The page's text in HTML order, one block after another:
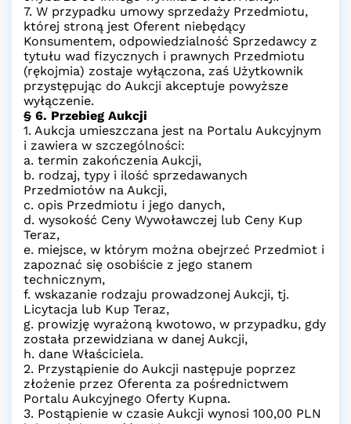
7. W przypadku umowy sprzedaży Przedmiotu,
której stroną jest Oferent niebędący
Konsumentem, odpowiedzialność Sprzedawcy z
tytułu wad fizycznych i prawnych Przedmiotu
(rękojmia) zostaje wyłączona, zaś Użytkownik
przystępując do Aukcji akceptuje powyższe
wyłączenie.
§ 6. Przebieg Aukcji
1. Aukcja umieszczana jest na Portalu Aukcyjnym
i zawiera w szczególności:
a. termin zakończenia Aukcji,
b. rodzaj, typy i ilość sprzedawanych
Przedmiotów na Aukcji,
c. opis Przedmiotu i jego danych,
d. wysokość Ceny Wywoławczej lub Ceny Kup
Teraz,
e. miejsce, w którym można obejrzeć Przedmiot i
zapoznać się osobiście z jego stanem
technicznym,
f. wskazanie rodzaju prowadzonej Aukcji, tj.
Licytacja lub Kup Teraz,
g. prowizję wyrażoną kwotowo, w przypadku, gdy
została przewidziana w danej Aukcji,
h. dane Właściciela.
2. Przystąpienie do Aukcji następuje poprzez
złożenie przez Oferenta za pośrednictwem
Portalu Aukcyjnego Oferty Kupna.
3. Postąpienie w czasie Aukcji wynosi 100,00 PLN